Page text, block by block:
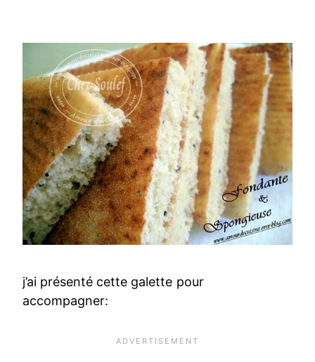
j’ai présenté cette galette pour
accompagner: